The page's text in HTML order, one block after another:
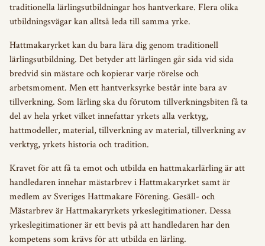
traditionella lärlingsutbildningar hos hantverkare. Flera olika
utbildningsvägar kan alltså leda till samma yrke.
Hattmakaryrket kan du bara lära dig genom traditionell
lärlingsutbildning. Det betyder att lärlingen går sida vid sida
bredvid sin mästare och kopierar varje rörelse och
arbetsmoment. Men ett hantverksyrke består inte bara av
tillverkning. Som lärling ska du förutom tillverkningsbiten få ta
del av hela yrket vilket innefattar yrkets alla verktyg,
hattmodeller, material, tillverkning av material, tillverkning av
verktyg, yrkets historia och tradition.
Kravet för att få ta emot och utbilda en hattmakarlärling är att
handledaren innehar mästarbrev i Hattmakaryrket samt är
medlem av Sveriges Hattmakare Förening. Gesäll- och
Mästarbrev är Hattmakaryrkets yrkeslegitimationer. Dessa
yrkeslegitimationer är ett bevis på att handledaren har den
kompetens som krävs för att utbilda en lärling.